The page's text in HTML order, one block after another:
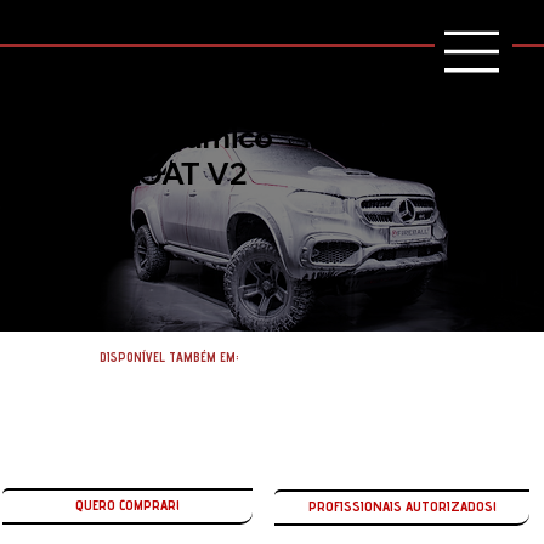
Coating cerâmico
NANO COAT V2
DISPONÍVEL TAMBÉM EM:
QUERO COMPRAR!